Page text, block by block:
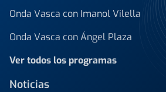
Onda Vasca con Imanol Vilella
Onda Vasca con Ángel Plaza
Ver todos los programas
Noticias